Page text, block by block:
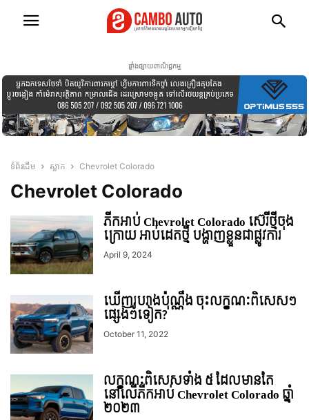
ផ្ទាំងផ្សាយពាណិជ្ជកម្ម
ទំព័រដើម ស្លាក Chevrolet Colorado
Chevrolet Colorado
ភីកអាប់ Chevrolet Colorado ស៊េរីថ្មីចុង
ក្រោយ អាប់ដេតថ្មី បង្ហាញខ្លួនជាផ្លូវការ
April 9, 2024
ឃើញរូបរាងប៉ុណ្ណឹង ចុះលក្ខណៈពិសេសៗ
ផ្សេងៗទៀត?
October 11, 2022
លក្ខណៈ​ពិសេស​ទាំង ៥ ដែលមានតែ
នៅលើភីកអាប់ Chevrolet Colorado ឆ្នាំ
២០២៣